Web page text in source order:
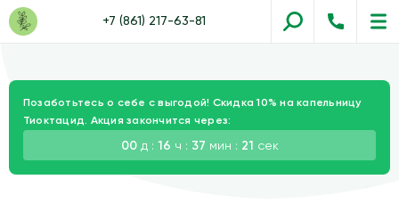
+7 (861) 217-63-81
Позаботьтесь о себе с выгодой! Скидка 10% на капельницу
Тиоктацид. Акция закончится через:
00д : 16ч : 37мин : 20 сек